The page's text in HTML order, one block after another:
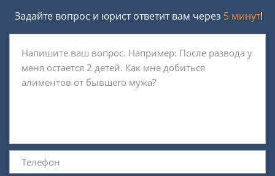
Задайте вопрос и юрист ответит вам через 5 минут!